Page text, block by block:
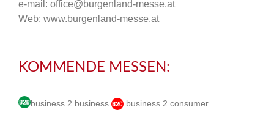
e-mail: office@burgenland-messe.at
Web: www.burgenland-messe.at
KOMMENDE MESSEN:
business 2 business business 2 consumer